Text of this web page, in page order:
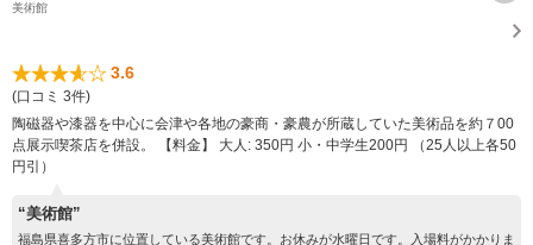
美術館
3.6
(口コミ 3件)
陶磁器や漆器を中心に会津や各地の豪商・豪農が所蔵していた美術品を約７00
点展示喫茶店を併設。 【料金】 大人: 350円 小・中学生200円 （25人以上各50
円引）
“美術館”
福島県喜多方市に位置している美術館です。お休みが水曜日です。入場料がかかりま